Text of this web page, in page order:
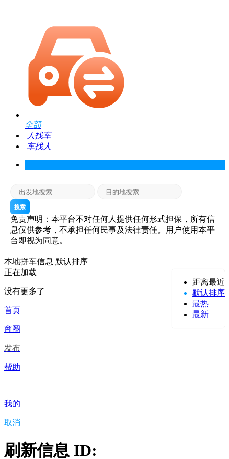
全部
人找车
车找人
搜索
免责声明：本平台不对任何人提供任何形式担保，所有信
息仅供参考，不承担任何民事及法律责任。用户使用本平
台即视为同意。
本地拼车信息 默认排序
距离最近
默认排序
最热
最新
正在加载
没有更多了
首页
商圈
发布
帮助
我的
取消
刷新信息 ID: